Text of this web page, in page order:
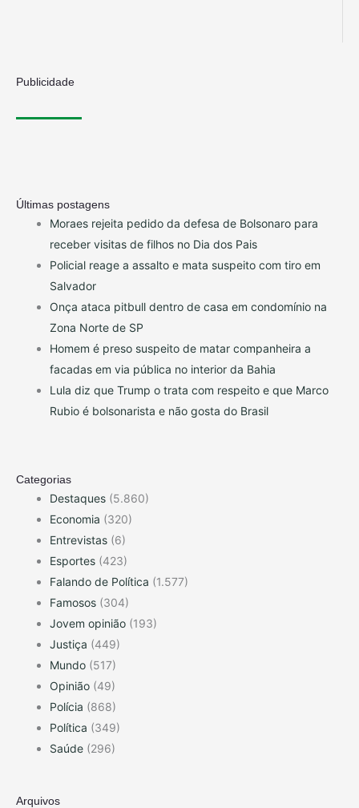
Publicidade
Últimas postagens
Moraes rejeita pedido da defesa de Bolsonaro para
receber visitas de filhos no Dia dos Pais
Policial reage a assalto e mata suspeito com tiro em
Salvador
Onça ataca pitbull dentro de casa em condomínio na
Zona Norte de SP
Homem é preso suspeito de matar companheira a
facadas em via pública no interior da Bahia
Lula diz que Trump o trata com respeito e que Marco
Rubio é bolsonarista e não gosta do Brasil
Categorias
Destaques (5.860)
Economia (320)
Entrevistas (6)
Esportes (423)
Falando de Política (1.577)
Famosos (304)
Jovem opinião (193)
Justiça (449)
Mundo (517)
Opinião (49)
Polícia (868)
Política (349)
Saúde (296)
Arquivos